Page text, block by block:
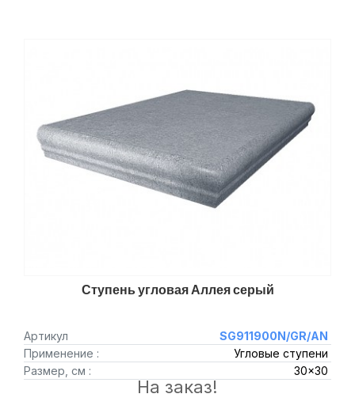
Ступень угловая Аллея серый
Артикул
SG911900N/GR/AN
Применение :
Угловые ступени
Размер, см :
30x30
На заказ!